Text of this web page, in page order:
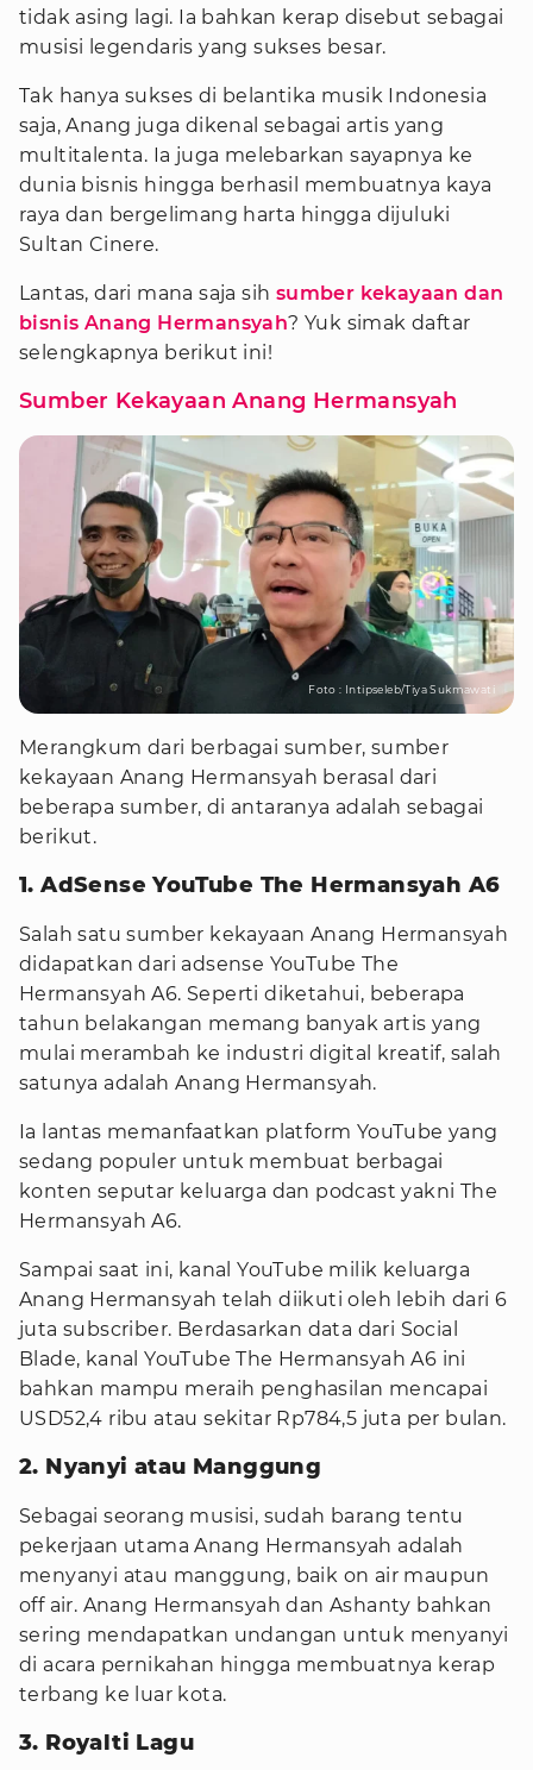
tidak asing lagi. Ia bahkan kerap disebut sebagai
musisi legendaris yang sukses besar.
Tak hanya sukses di belantika musik Indonesia
saja, Anang juga dikenal sebagai artis yang
multitalenta. Ia juga melebarkan sayapnya ke
dunia bisnis hingga berhasil membuatnya kaya
raya dan bergelimang harta hingga dijuluki
Sultan Cinere.
Lantas, dari mana saja sih sumber kekayaan dan
bisnis Anang Hermansyah? Yuk simak daftar
selengkapnya berikut ini!
Sumber Kekayaan Anang Hermansyah
Foto : Intipseleb/Tiya Sukmawati
Merangkum dari berbagai sumber, sumber
kekayaan Anang Hermansyah berasal dari
beberapa sumber, di antaranya adalah sebagai
berikut.
1. AdSense YouTube The Hermansyah A6
Salah satu sumber kekayaan Anang Hermansyah
didapatkan dari adsense YouTube The
Hermansyah A6. Seperti diketahui, beberapa
tahun belakangan memang banyak artis yang
mulai merambah ke industri digital kreatif, salah
satunya adalah Anang Hermansyah.
Ia lantas memanfaatkan platform YouTube yang
sedang populer untuk membuat berbagai
konten seputar keluarga dan podcast yakni The
Hermansyah A6.
Sampai saat ini, kanal YouTube milik keluarga
Anang Hermansyah telah diikuti oleh lebih dari 6
juta subscriber. Berdasarkan data dari Social
Blade, kanal YouTube The Hermansyah A6 ini
bahkan mampu meraih penghasilan mencapai
USD52,4 ribu atau sekitar Rp784,5 juta per bulan.
2. Nyanyi atau Manggung
Sebagai seorang musisi, sudah barang tentu
pekerjaan utama Anang Hermansyah adalah
menyanyi atau manggung, baik on air maupun
off air. Anang Hermansyah dan Ashanty bahkan
sering mendapatkan undangan untuk menyanyi
di acara pernikahan hingga membuatnya kerap
terbang ke luar kota.
3. Royalti Lagu